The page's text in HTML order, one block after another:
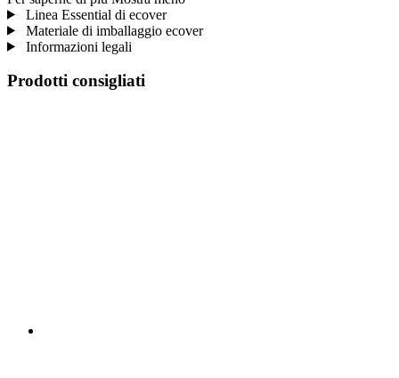
Linea Essential di ecover
Materiale di imballaggio ecover
Informazioni legali
Prodotti consigliati